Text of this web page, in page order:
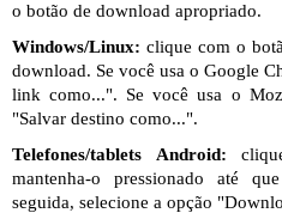
o botão de download apropriado.
Windows/Linux: clique com o
download. Se você usa o Google
link como...". Se você usa o
"Salvar destino como...".
Telefones/tablets Android:
mantenha-o pressionado até
seguida, selecione a opção